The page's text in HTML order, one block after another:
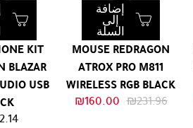
MOUSE REDRAGON
ATROX PRO M811
WIRELESS RGB BLACK
₪231.96
السعر ₪160.00
إضافة
إلى
السلة
KIT
BLAZAR
USB